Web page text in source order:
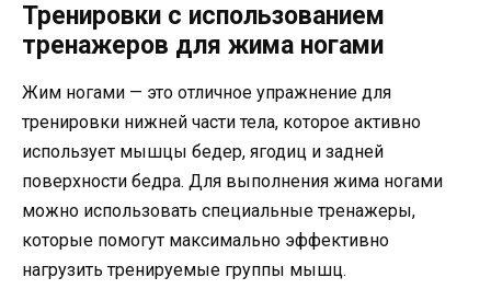
Тренировки с использованием
тренажеров для жима ногами
Жим ногами — это отличное упражнение для
тренировки нижней части тела, которое активно
использует мышцы бедер, ягодиц и задней
поверхности бедра. Для выполнения жима ногами
можно использовать специальные тренажеры,
которые помогут максимально эффективно
нагрузить тренируемые группы мышц.